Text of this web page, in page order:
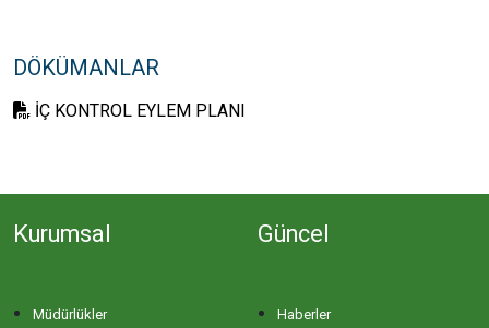
DÖKÜMANLAR
İÇ KONTROL EYLEM PLANI
Kurumsal
Müdürlükler
Güncel
Haberler